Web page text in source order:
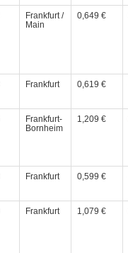
Frankfurt /
Main
0,649 €
Frankfurt 0,619 €
Frankfurt-
Bornheim
1,209 €
Frankfurt 0,599 €
Frankfurt 1,079 €